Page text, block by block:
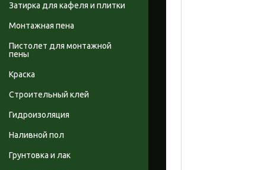
Затирка для кафеля и плитки
Монтажная пена
Пистолет для монтажной
пены
Краска
Строительный клей
Гидроизоляция
Наливной пол
Грунтовка и лак